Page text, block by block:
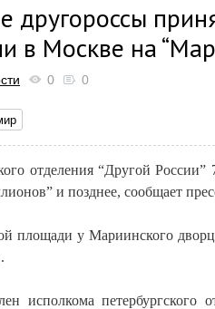
другороссы
в Москве на
0 0
отделения “Другой
и позднее, сообщает
площади у Мариинского
исполкома петербургского